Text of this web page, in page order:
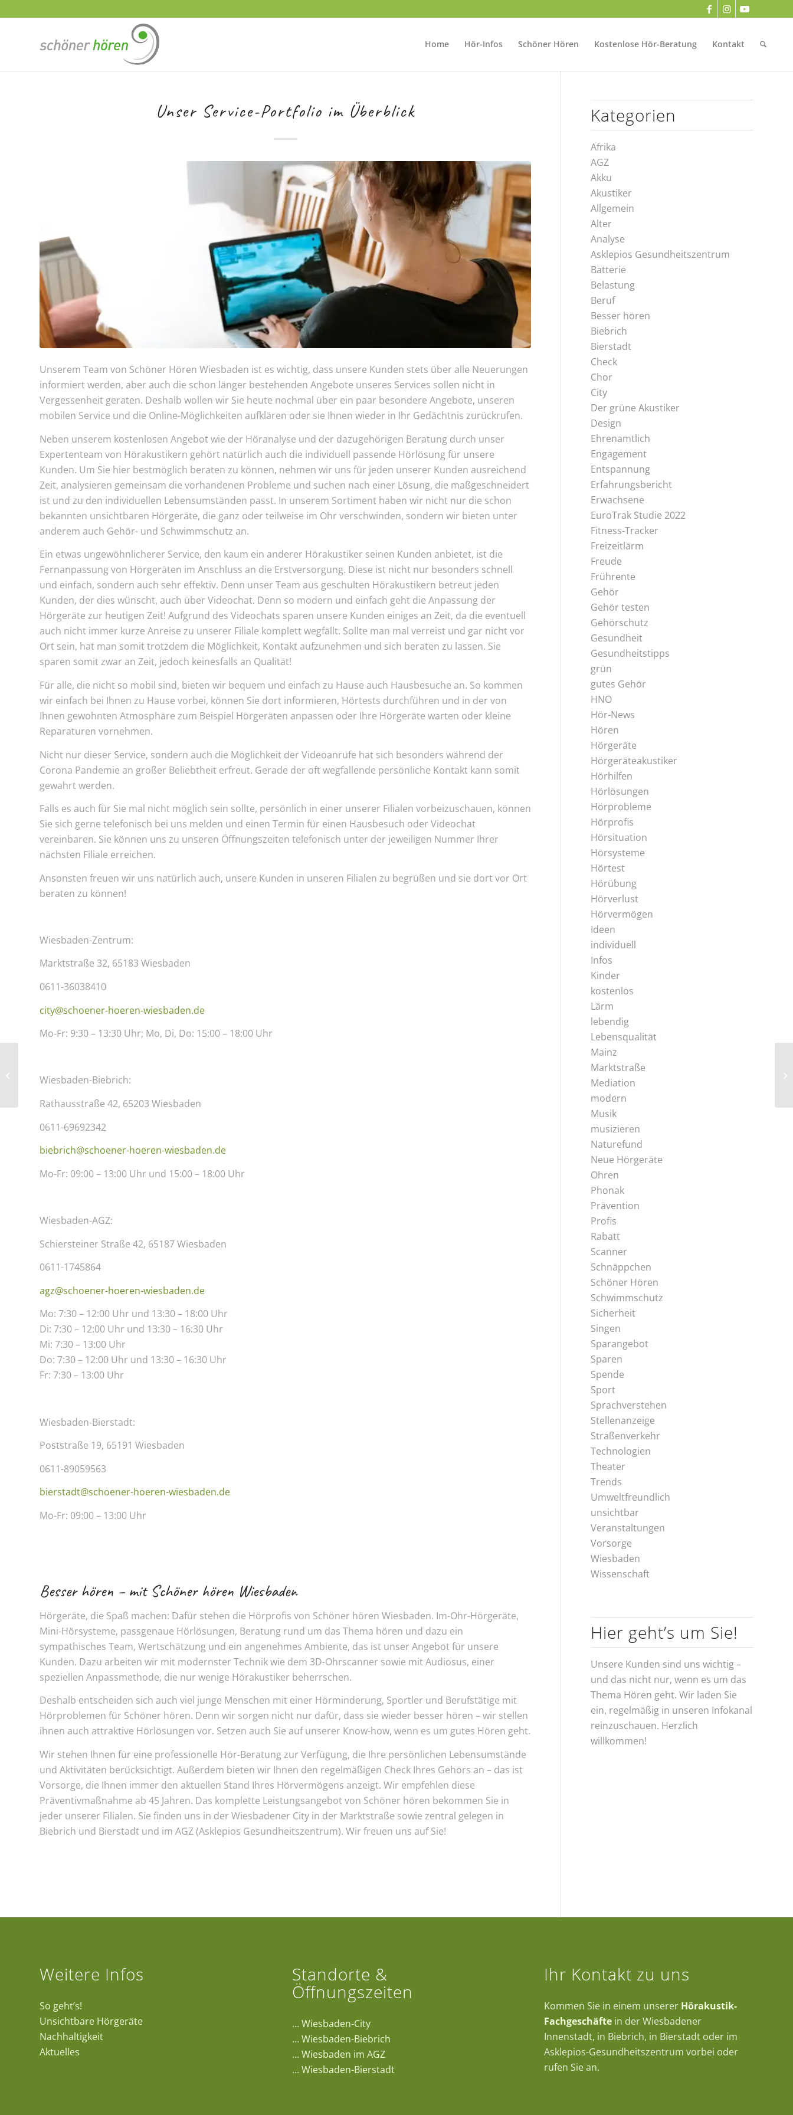
Home Hör-Infos Schöner Hören Kostenlose Hör-Beratung Kontakt
Unser Service-Portfolio im Überblick
Unserem Team von Schöner Hören Wiesbaden ist es wichtig, dass unsere Kunden stets über alle Neuerungen
informiert werden, aber auch die schon länger bestehenden Angebote unseres Services sollen nicht in
Vergessenheit geraten. Deshalb wollen wir Sie heute nochmal über ein paar besondere Angebote, unseren
mobilen Service und die Online-Möglichkeiten aufklären oder sie Ihnen wieder in Ihr Gedächtnis zurückrufen.
Neben unserem kostenlosen Angebot wie der Höranalyse und der dazugehörigen Beratung durch unser
Expertenteam von Hörakustikern gehört natürlich auch die individuell passende Hörlösung für unsere
Kunden. Um Sie hier bestmöglich beraten zu können, nehmen wir uns für jeden unserer Kunden ausreichend
Zeit, analysieren gemeinsam die vorhandenen Probleme und suchen nach einer Lösung, die maßgeschneidert
ist und zu den individuellen Lebensumständen passt. In unserem Sortiment haben wir nicht nur die schon
bekannten unsichtbaren Hörgeräte, die ganz oder teilweise im Ohr verschwinden, sondern wir bieten unter
anderem auch Gehör- und Schwimmschutz an.
Ein etwas ungewöhnlicherer Service, den kaum ein anderer Hörakustiker seinen Kunden anbietet, ist die
Fernanpassung von Hörgeräten im Anschluss an die Erstversorgung. Diese ist nicht nur besonders schnell
und einfach, sondern auch sehr effektiv. Denn unser Team aus geschulten Hörakustikern betreut jeden
Kunden, der dies wünscht, auch über Videochat. Denn so modern und einfach geht die Anpassung der
Hörgeräte zur heutigen Zeit! Aufgrund des Videochats sparen unsere Kunden einiges an Zeit, da die eventuell
auch nicht immer kurze Anreise zu unserer Filiale komplett wegfällt. Sollte man mal verreist und gar nicht vor
Ort sein, hat man somit trotzdem die Möglichkeit, Kontakt aufzunehmen und sich beraten zu lassen. Sie
sparen somit zwar an Zeit, jedoch keinesfalls an Qualität!
Für alle, die nicht so mobil sind, bieten wir bequem und einfach zu Hause auch Hausbesuche an. So kommen
wir einfach bei Ihnen zu Hause vorbei, können Sie dort informieren, Hörtests durchführen und in der von
Ihnen gewohnten Atmosphäre zum Beispiel Hörgeräten anpassen oder Ihre Hörgeräte warten oder kleine
Reparaturen vornehmen.
Nicht nur dieser Service, sondern auch die Möglichkeit der Videoanrufe hat sich besonders während der
Corona Pandemie an großer Beliebtheit erfreut. Gerade der oft wegfallende persönliche Kontakt kann somit
gewahrt werden.
Falls es auch für Sie mal nicht möglich sein sollte, persönlich in einer unserer Filialen vorbeizuschauen, können
Sie sich gerne telefonisch bei uns melden und einen Termin für einen Hausbesuch oder Videochat
vereinbaren. Sie können uns zu unseren Öffnungszeiten telefonisch unter der jeweiligen Nummer Ihrer
nächsten Filiale erreichen.
Ansonsten freuen wir uns natürlich auch, unsere Kunden in unseren Filialen zu begrüßen und sie dort vor Ort
beraten zu können!
Wiesbaden-Zentrum:
Marktstraße 32, 65183 Wiesbaden
0611-36038410
city@schoener-hoeren-wiesbaden.de
Mo-Fr: 9:30 – 13:30 Uhr; Mo, Di, Do: 15:00 – 18:00 Uhr
Wiesbaden-Biebrich:
Rathausstraße 42, 65203 Wiesbaden
0611-69692342
biebrich@schoener-hoeren-wiesbaden.de
Mo-Fr: 09:00 – 13:00 Uhr und 15:00 – 18:00 Uhr
Wiesbaden-AGZ:
Schiersteiner Straße 42, 65187 Wiesbaden
0611-1745864
agz@schoener-hoeren-wiesbaden.de
Mo: 7:30 – 12:00 Uhr und 13:30 – 18:00 Uhr
Di: 7:30 – 12:00 Uhr und 13:30 – 16:30 Uhr
Mi: 7:30 – 13:00 Uhr
Do: 7:30 – 12:00 Uhr und 13:30 – 16:30 Uhr
Fr: 7:30 – 13:00 Uhr
Wiesbaden-Bierstadt:
Poststraße 19, 65191 Wiesbaden
0611-89059563
bierstadt@schoener-hoeren-wiesbaden.de
Mo-Fr: 09:00 – 13:00 Uhr
Besser hören – mit Schöner hören Wiesbaden
Hörgeräte, die Spaß machen: Dafür stehen die Hörprofis von Schöner hören Wiesbaden. Im-Ohr-Hörgeräte,
Mini-Hörsysteme, passgenaue Hörlösungen, Beratung rund um das Thema hören und dazu ein
sympathisches Team, Wertschätzung und ein angenehmes Ambiente, das ist unser Angebot für unsere
Kunden. Dazu arbeiten wir mit modernster Technik wie dem 3D-Ohrscanner sowie mit Audiosus, einer
speziellen Anpassmethode, die nur wenige Hörakustiker beherrschen.
Deshalb entscheiden sich auch viel junge Menschen mit einer Hörminderung, Sportler und Berufstätige mit
Hörproblemen für Schöner hören. Denn wir sorgen nicht nur dafür, dass sie wieder besser hören – wir stellen
ihnen auch attraktive Hörlösungen vor. Setzen auch Sie auf unserer Know-how, wenn es um gutes Hören geht.
Wir stehen Ihnen für eine professionelle Hör-Beratung zur Verfügung, die Ihre persönlichen Lebensumstände
und Aktivitäten berücksichtigt. Außerdem bieten wir Ihnen den regelmäßigen Check Ihres Gehörs an – das ist
Vorsorge, die Ihnen immer den aktuellen Stand Ihres Hörvermögens anzeigt. Wir empfehlen diese
Präventivmaßnahme ab 45 Jahren. Das komplette Leistungsangebot von Schöner hören bekommen Sie in
jeder unserer Filialen. Sie finden uns in der Wiesbadener City in der Marktstraße sowie zentral gelegen in
Biebrich und Bierstadt und im AGZ (Asklepios Gesundheitszentrum). Wir freuen uns auf Sie!
Kategorien
Afrika
AGZ
Akku
Akustiker
Allgemein
Alter
Analyse
Asklepios Gesundheitszentrum
Batterie
Belastung
Beruf
Besser hören
Biebrich
Bierstadt
Check
Chor
City
Der grüne Akustiker
Design
Ehrenamtlich
Engagement
Entspannung
Erfahrungsbericht
Erwachsene
EuroTrak Studie 2022
Fitness-Tracker
Freizeitlärm
Freude
Frührente
Gehör
Gehör testen
Gehörschutz
Gesundheit
Gesundheitstipps
grün
gutes Gehör
HNO
Hör-News
Hören
Hörgeräte
Hörgeräteakustiker
Hörhilfen
Hörlösungen
Hörprobleme
Hörprofis
Hörsituation
Hörsysteme
Hörtest
Hörübung
Hörverlust
Hörvermögen
Ideen
individuell
Infos
Kinder
kostenlos
Lärm
lebendig
Lebensqualität
Mainz
Marktstraße
Mediation
modern
Musik
musizieren
Naturefund
Neue Hörgeräte
Ohren
Phonak
Prävention
Profis
Rabatt
Scanner
Schnäppchen
Schöner Hören
Schwimmschutz
Sicherheit
Singen
Sparangebot
Sparen
Spende
Sport
Sprachverstehen
Stellenanzeige
Straßenverkehr
Technologien
Theater
Trends
Umweltfreundlich
unsichtbar
Veranstaltungen
Vorsorge
Wiesbaden
Wissenschaft
Hier geht’s um Sie!
Unsere Kunden sind uns wichtig –
und das nicht nur, wenn es um das
Thema Hören geht. Wir laden Sie
ein, regelmäßig in unseren Infokanal
reinzuschauen. Herzlich
willkommen!
Weitere Infos
So geht’s!
Unsichtbare Hörgeräte
Nachhaltigkeit
Aktuelles
Standorte &
Öffnungszeiten
…Wiesbaden-City
…Wiesbaden-Biebrich
…Wiesbaden im AGZ
…Wiesbaden-Bierstadt
Ihr Kontakt zu uns
Kommen Sie in einem unserer Hörakustik-
Fachgeschäfte in der Wiesbadener
Innenstadt, in Biebrich, in Bierstadt oder im
Asklepios-Gesundheitszentrum vorbei oder
rufen Sie an.
Schöner hören agiert
nachhaltig